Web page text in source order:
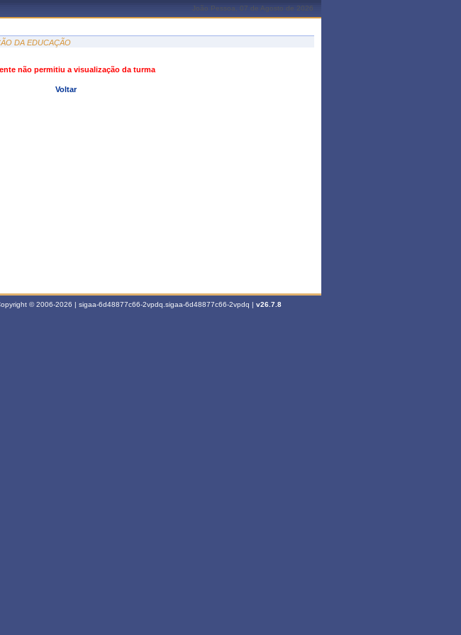
João Pessoa, 07 de Agosto de 2026
DA EDUCAÇÃO
não permitiu a visualização da turma
Voltar
© 2006-2026 | sigaa-6d48877c66-2vpdq.sigaa-6d48877c66-2vpdq | v26.7.8